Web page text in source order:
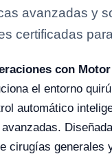
avanzadas y
certificadas
con
el entorno
automático
cirugías generales